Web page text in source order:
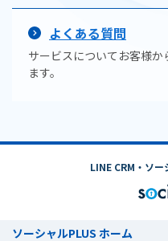
よくある質問
サービスについてお客様
ます。
LINE CRM・ソ
ソーシャルPLUS ホーム